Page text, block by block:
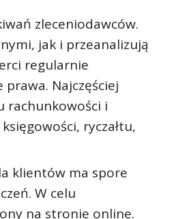
zleceniodawców.
jak i przeanalizują
regularnie
Najczęściej
rachunkowości i
ryczałtu,
klientów ma spore
W celu
na stronie online.